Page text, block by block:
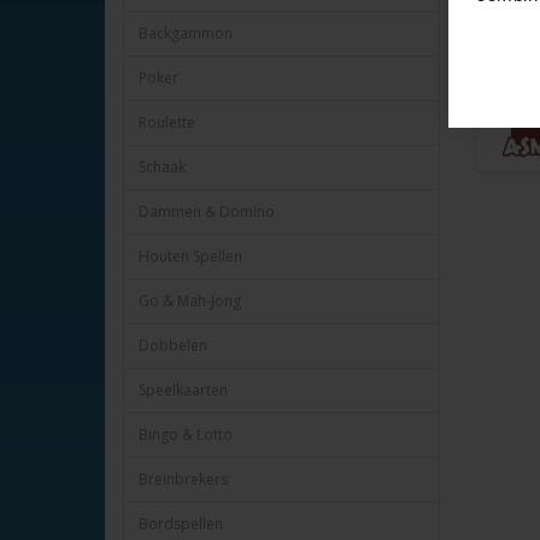
Backgammon
Poker
Roulette
Schaak
Dammen & Domino
Houten Spellen
Go & Mah-Jong
Dobbelen
Speelkaarten
Bingo & Lotto
Breinbrekers
Bordspellen